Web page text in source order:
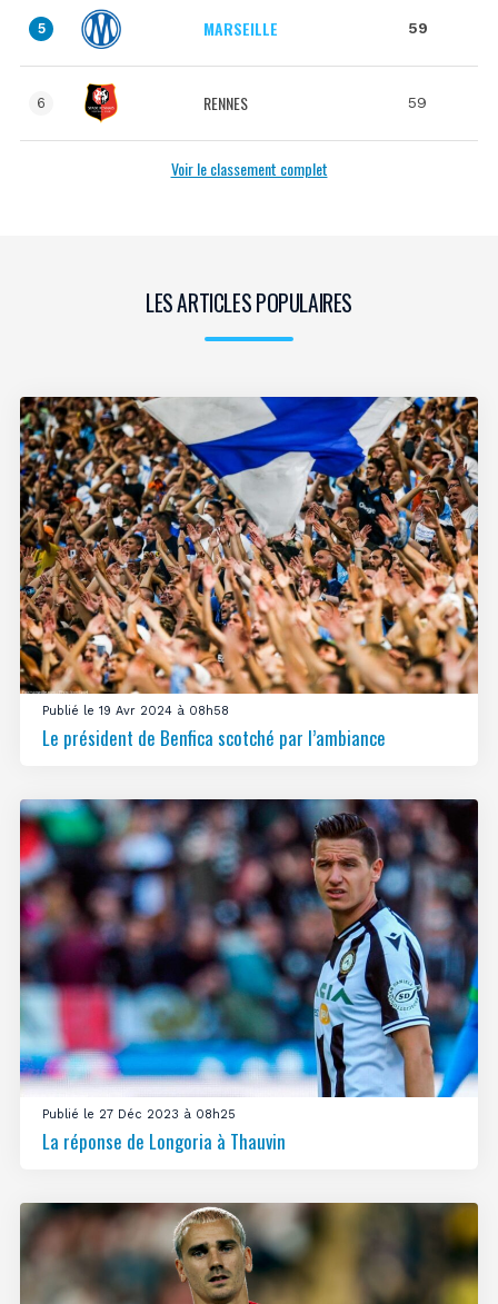
5 MARSEILLE 59
6 RENNES 59
Voir le classement complet
LES ARTICLES POPULAIRES
Publié le 19 Avr 2024 à 08h58
Le président de Benfica scotché par l’ambiance
Publié le 27 Déc 2023 à 08h25
La réponse de Longoria à Thauvin